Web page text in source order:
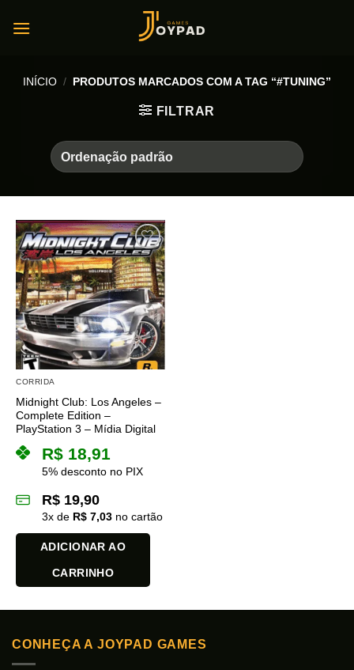
INÍCIO / PRODUTOS MARCADOS COM A TAG “#TUNING”
FILTRAR
CORRIDA
Midnight Club: Los Angeles –
Complete Edition –
PlayStation 3 – Mídia Digital
R$ 18,91
5% desconto no PIX
R$ 19,90
3x de R$ 7,03 no cartão
ADICIONAR AO
CARRINHO
CONHEÇA A JOYPAD GAMES